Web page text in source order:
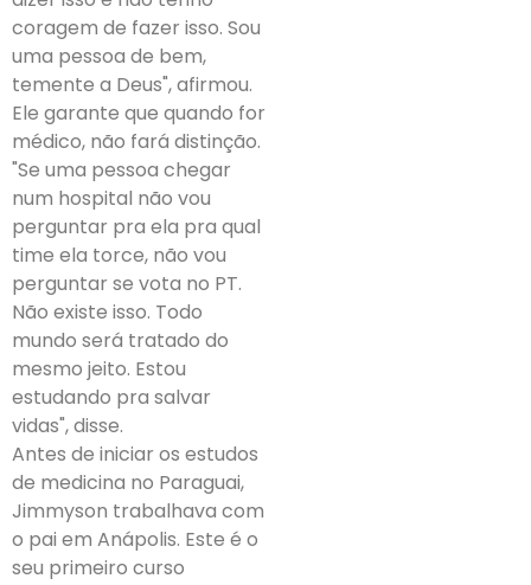
coragem de fazer isso. Sou
uma pessoa de bem,
temente a Deus", afirmou.
Ele garante que quando for
médico, não fará distinção.
"Se uma pessoa chegar
num hospital não vou
perguntar pra ela pra qual
time ela torce, não vou
perguntar se vota no PT.
Não existe isso. Todo
mundo será tratado do
mesmo jeito. Estou
estudando pra salvar
vidas", disse.
Antes de iniciar os estudos
de medicina no Paraguai,
Jimmyson trabalhava com
o pai em Anápolis. Este é o
seu primeiro curso